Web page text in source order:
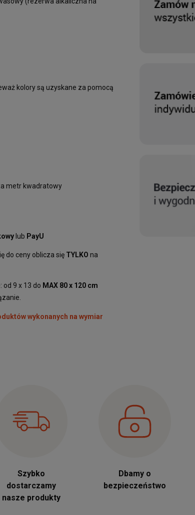
kolory są uzyskane za pomocą
metr kwadratowy
lub PayU
do ceny oblicza się TYLKO na
od 9 x 13 do MAX 80 x 120 cm
wykonanych na wymiar
Szybko
dostarczamy
nasze produkty
Dbamy o
bezpieczeństwo